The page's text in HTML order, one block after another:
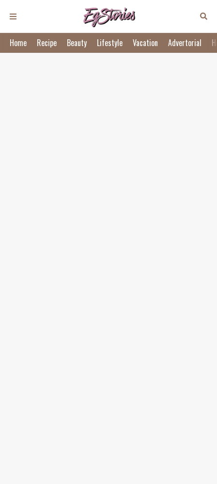
Home Recipe Beauty Lifestyle Vacation Advertorial